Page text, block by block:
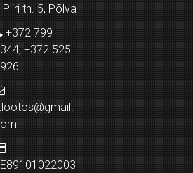
Piiri tn. 5, Põlva
+372 799
+372 525